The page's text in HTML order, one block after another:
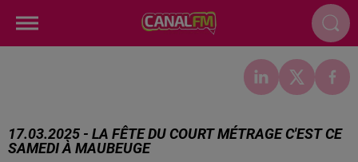
17.03.2025 - LA FÊTE DU COURT MÉTRAGE C'EST CE
SAMEDI À MAUBEUGE